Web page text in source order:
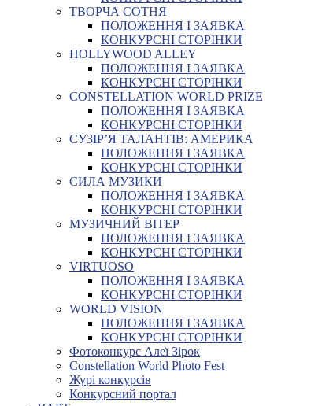
ТВОРЧА СОТНЯ
ПОЛОЖЕННЯ І ЗАЯВКА
КОНКУРСНІ СТОРІНКИ
HOLLYWOOD ALLEY
ПОЛОЖЕННЯ І ЗАЯВКА
КОНКУРСНІ СТОРІНКИ
CONSTELLATION WORLD PRIZE
ПОЛОЖЕННЯ І ЗАЯВКА
КОНКУРСНІ СТОРІНКИ
СУЗІР’Я ТАЛАНТІВ: АМЕРИКА
ПОЛОЖЕННЯ І ЗАЯВКА
КОНКУРСНІ СТОРІНКИ
СИЛА МУЗИКИ
ПОЛОЖЕННЯ І ЗАЯВКА
КОНКУРСНІ СТОРІНКИ
МУЗИЧНИЙ ВІТЕР
ПОЛОЖЕННЯ І ЗАЯВКА
КОНКУРСНІ СТОРІНКИ
VIRTUOSO
ПОЛОЖЕННЯ І ЗАЯВКА
КОНКУРСНІ СТОРІНКИ
WORLD VISION
ПОЛОЖЕННЯ І ЗАЯВКА
КОНКУРСНІ СТОРІНКИ
Фотоконкурс Алеї Зірок
Constellation World Photo Fest
Журі конкурсів
Конкурсний портал